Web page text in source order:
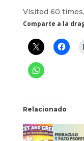
Visited 60
Comparte a la
Relacionado